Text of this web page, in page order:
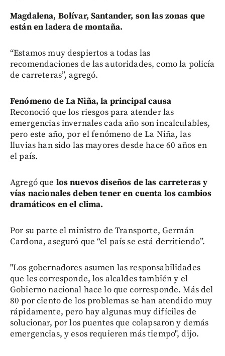
Magdalena, Bolívar, Santander, son las zonas que
están en ladera de montaña.
“Estamos muy despiertos a todas las
recomendaciones de las autoridades, como la policía
de carreteras”, agregó.
Fenómeno de La Niña, la principal causa
Reconoció que los riesgos para atender las
emergencias invernales cada año son incalculables,
pero este año, por el fenómeno de La Niña, las
lluvias han sido las mayores desde hace 60 años en
el país.
Agregó que los nuevos diseños de las carreteras y
vías nacionales deben tener en cuenta los cambios
dramáticos en el clima.
Por su parte el ministro de Transporte, Germán
Cardona, aseguró que “el país se está derritiendo”.
"Los gobernadores asumen las responsabilidades
que les corresponde, los alcaldes también y el
Gobierno nacional hace lo que corresponde. Más del
80 por ciento de los problemas se han atendido muy
rápidamente, pero hay algunas muy difíciles de
solucionar, por los puentes que colapsaron y demás
emergencias, y esos requieren más tiempo", dijo.